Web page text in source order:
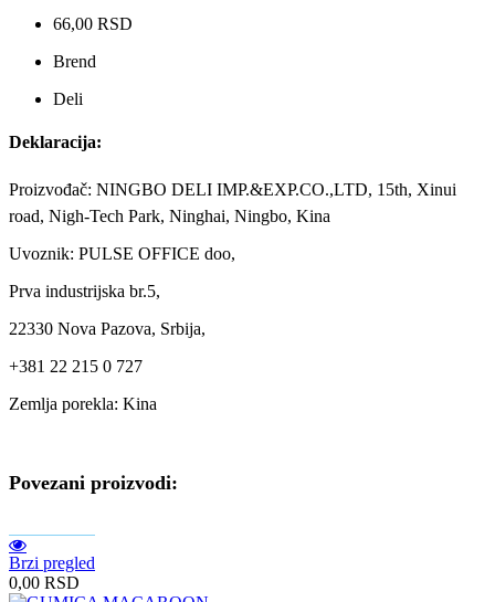
66,00 RSD
Brend
Deli
Deklaracija:
Proizvođač: NINGBO DELI IMP.&EXP.CO.,LTD, 15th, Xinui
road, Nigh-Tech Park, Ninghai, Ningbo, Kina
Uvoznik: PULSE OFFICE doo,
Prva industrijska br.5,
22330 Nova Pazova, Srbija,
+381 22 215 0 727
Zemlja porekla: Kina
Povezani proizvodi:
Brzi pregled
0,00 RSD